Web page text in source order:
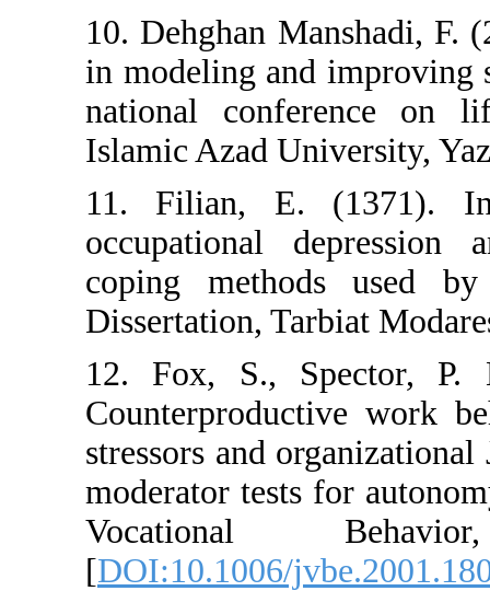
10. Dehghan
in modeling
national
Islamic Azad
11. Filian,
occupational
coping
Dissertation,
12. Fox, S.,
stressors and
moderator
[DOI:10.1006/